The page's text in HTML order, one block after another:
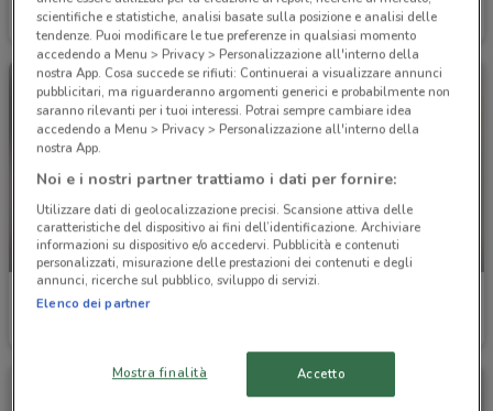
Scade il 31/08 2.4 km Scade il 23/08
-3 GIORNI
Gemar Detersivi
scientifiche e statistiche, analisi basate sulla posizione e analisi delle
tendenze. Puoi modificare le tue preferenze in qualsiasi momento
accedendo a Menu > Privacy > Personalizzazione all'interno della
nostra App. Cosa succede se rifiuti: Continuerai a visualizzare annunci
pubblicitari, ma riguarderanno argomenti generici e probabilmente non
saranno rilevanti per i tuoi interessi. Potrai sempre cambiare idea
accedendo a Menu > Privacy > Personalizzazione all'interno della
nostra App.
Noi e i nostri partner trattiamo i dati per fornire:
Utilizzare dati di geolocalizzazione precisi. Scansione attiva delle
caratteristiche del dispositivo ai fini dell’identificazione. Archiviare
informazioni su dispositivo e/o accedervi. Pubblicità e contenuti
personalizzati, misurazione delle prestazioni dei contenuti e degli
annunci, ricerche sul pubblico, sviluppo di servizi.
Elenco dei partner
Mostra finalità Accetto